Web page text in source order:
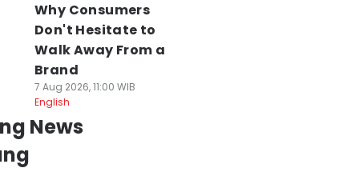
Why Consumers
Don't Hesitate to
Walk Away From a
Brand
7 Aug 2026, 11:00 WIB
English
News